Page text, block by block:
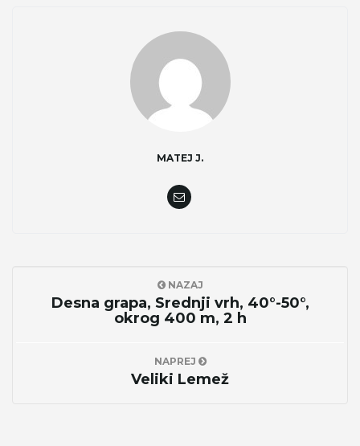
MATEJ J.
NAZAJ
Desna grapa, Srednji vrh, 40°-50°,
okrog 400 m, 2 h
NAPREJ
Veliki Lemež